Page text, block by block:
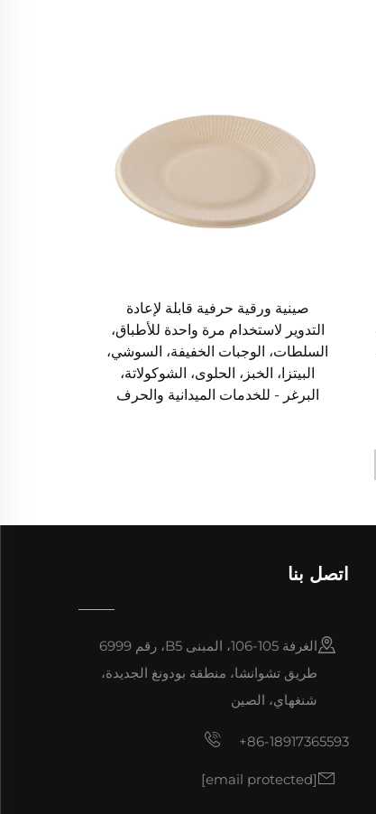
صينية ورقية حرفية قابلة لإعادة
التدوير لاستخدام مرة واحدة للأطباق،
السلطات، الوجبات الخفيفة، السوشي،
البيتزا، الخبز، الحلوى، الشوكولاتة،
البرغر - للخدمات الميدانية والحرف
اتصل بنا
الغرفة 105-106، المبنى B5، رقم 6999
طريق تشوانشا، منطقة بودونغ الجديدة،
شنغهاي، الصين
+86-18917365593
[email protected]